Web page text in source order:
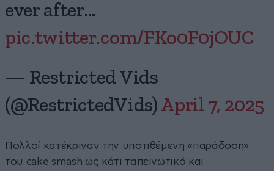
ever after…
pic.twitter.com/FKo0F0jOUC
— Restricted Vids
(@RestrictedVids) April 7, 2025
Πολλοί κατέκριναν την υποτιθέμενη «παράδοση»
του cake smash ως κάτι ταπεινωτικό και